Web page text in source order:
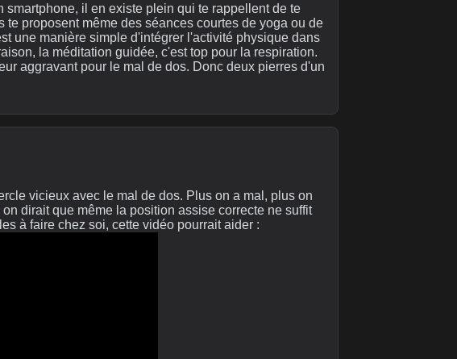
il en existe plein qui te rappellent de te
te proposent même des séances courtes de yoga ou de
une manière simple d'intégrer l'activité physique dans
la méditation guidée, c'est top pour la respiration.
aggravant pour le mal de dos. Donc deux pierres d'un
vicieux avec le mal de dos. Plus on a mal, plus on
dirait que même la position assise correcte ne suffit
à faire chez soi, cette vidéo pourrait aider :